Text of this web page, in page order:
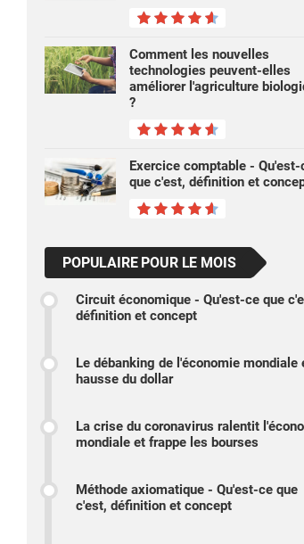
Comment les nouvelles
technologies peuvent-elles
améliorer l'agriculture
?
Exercice comptable - Qu'est-
que c'est, définition et
POPULAIRE POUR LE MOIS
Circuit économique - Qu'est-ce que
définition et concept
Le débanking de l'économie mondiale
hausse du dollar
La crise du coronavirus ralentit
mondiale et frappe les bourses
Méthode axiomatique - Qu'est-ce que
c'est, définition et concept